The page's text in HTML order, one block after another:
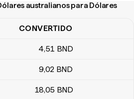
australianos para Dólares
australianos para Dólares
CONVERTIDO
4,51 BND
9,02 BND
18,05 BND